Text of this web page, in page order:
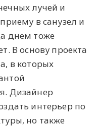
лучей и
в санузел и
днем тоже
В основу проекта
в которых
Дизайнер
интерьер по
но также